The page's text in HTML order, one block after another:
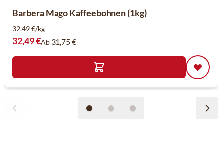
Barbera Mago Kaffeebohnen (1kg)
32,49 €/kg
32,49 €Ab 31,75 €